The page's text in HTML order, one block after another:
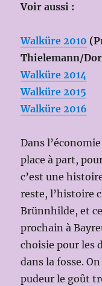
Voir aussi :
Walküre 2010
Thielemann/
Walküre 2014
Walküre 2015
Walküre 2016
Dans
place à part,
c’est une
reste, l’histoire
Brünnhilde, et
prochain à
choisie pour les
dans la fosse.
pudeur le goût